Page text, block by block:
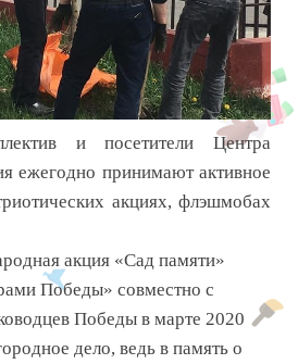
и посетители Центра
ежегодно принимают активное
акциях, флэшмобах
акция «Сад памяти»
Победы» совместно с
Победы в марте 2020
дело, ведь в память о